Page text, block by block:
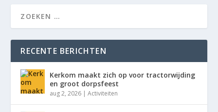
RECENTE BERICHTEN
Kerkom maakt zich op voor tractorwijding
en groot dorpsfeest
aug 2, 2026 |Activiteiten